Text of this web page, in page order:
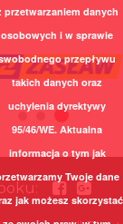
przetwarzaniem danych
osobowych i w sprawie
przepływu
takich danych oraz
uchylenia dyrektywy
95/46/WE. Aktualna
informacja o tym jak
Twoje dane
jak możesz skorzystać